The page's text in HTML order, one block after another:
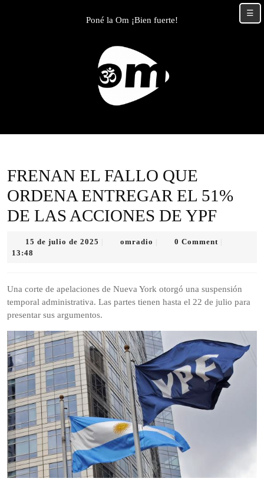
Poné la Om ¡Bien fuerte!
FRENAN EL FALLO QUE
ORDENA ENTREGAR EL 51%
DE LAS ACCIONES DE YPF
15 de julio de 2025
2025
omradio omradio0 Comment
13:48
Una corte de apelaciones de Nueva York otorgó una suspensión
temporal administrativa. Las partes tienen hasta el 22 de julio para
presentar sus argumentos.
☰